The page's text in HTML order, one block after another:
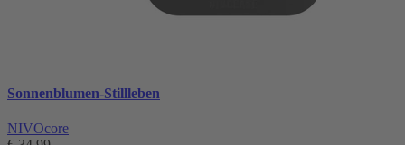
Sonnenblumen-Stillleben
NIVOcore